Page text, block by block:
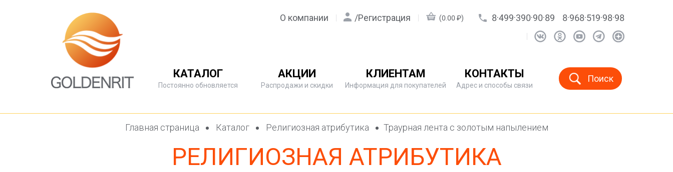
О компании /Регистрация (0.00 ₽) 8·499·390·90·89 8·968·519·98·98
КАТАЛОГ
Постоянно обновляется
АКЦИИ
Распродажи и скидки
КЛИЕНТАМ
Информация для покупателей
КОНТАКТЫ
Адрес и способы связи
Поиск
Главная страница Каталог Религиозная атрибутика Траурная лента с золотым напылением
РЕЛИГИОЗНАЯ АТРИБУТИКА